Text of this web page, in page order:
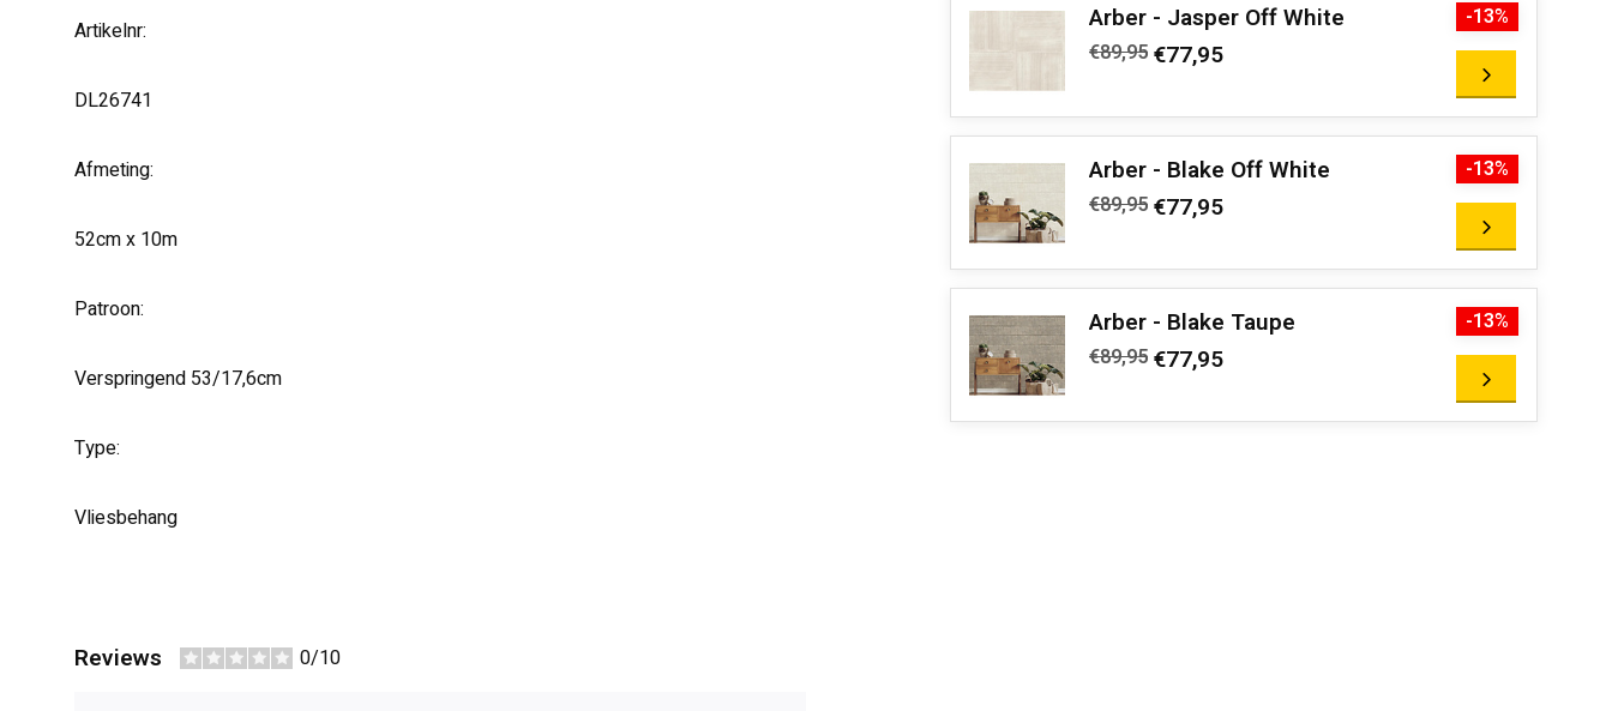
Artikelnr:
DL26741
Afmeting:
52cm x 10m
Patroon:
Verspringend 53/17,6cm
Type:
Vliesbehang
Reviews 0/10
Arber - Jasper Off White
€89,95 €77,95
-13%
Arber - Blake Off White
€89,95 €77,95
-13%
Arber - Blake Taupe
€89,95 €77,95
-13%